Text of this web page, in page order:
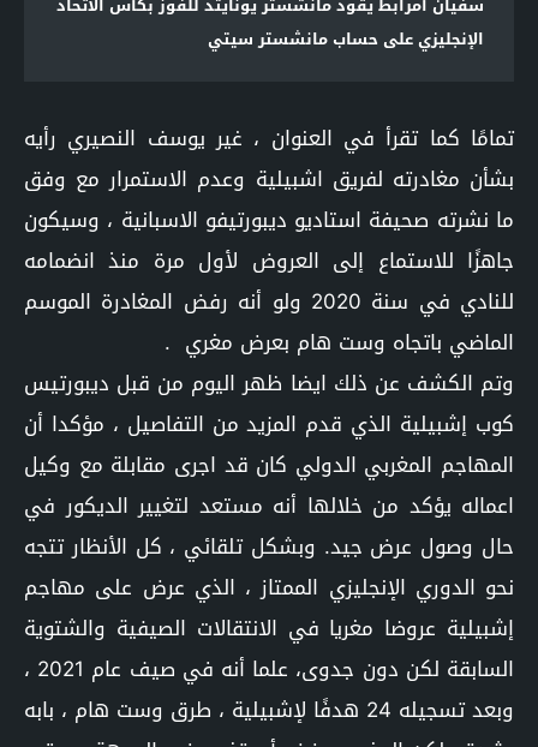
الإنجليزي على حساب مانشستر سيتي
تمامًا كما تقرأ في العنوان ، غير يوسف النصيري رأيه
بشأن مغادرته لفريق اشبيلية وعدم الاستمرار مع وفق
ما نشرته صحيفة استاديو ديبورتيفو الاسبانية ، وسيكون
جاهزًا للاستماع إلى العروض لأول مرة منذ انضمامه
للنادي في سنة 2020 ولو أنه رفض المغادرة الموسم
الماضي باتجاه وست هام بعرض مغري .
وتم الكشف عن ذلك ايضا ظهر اليوم من قبل ديبورتيس
كوب إشبيلية الذي قدم المزيد من التفاصيل ، مؤكدا أن
المهاجم المغربي الدولي كان قد اجرى مقابلة مع وكيل
اعماله يؤكد من خلالها أنه مستعد لتغيير الديكور في
حال وصول عرض جيد. وبشكل تلقائي ، كل الأنظار تتجه
نحو الدوري الإنجليزي الممتاز ، الذي عرض على مهاجم
إشبيلية عروضا مغريا في الانتقالات الصيفية والشتوية
السابقة لكن دون جدوى، علما أنه في صيف عام 2021 ،
وبعد تسجيله 24 هدفًا لإشبيلية ، طرق وست هام ، بابه